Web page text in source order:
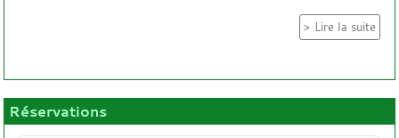
Lire la suite
Réservations